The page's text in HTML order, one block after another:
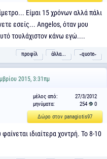
Είμαι 15 χρόνων αλλά πάλι
εσείς... Angelοs, όταν μου
τουλάχιστον κάνω εγώ....
προφίλ άλλα... ˵quote˶
2015, 3:31πμ
μέλος από:
27/3/2012
μηνύματα:
254
0
Δώρο στον panagiotis97
ιδιαίτερα χοντρή. Το 8-10